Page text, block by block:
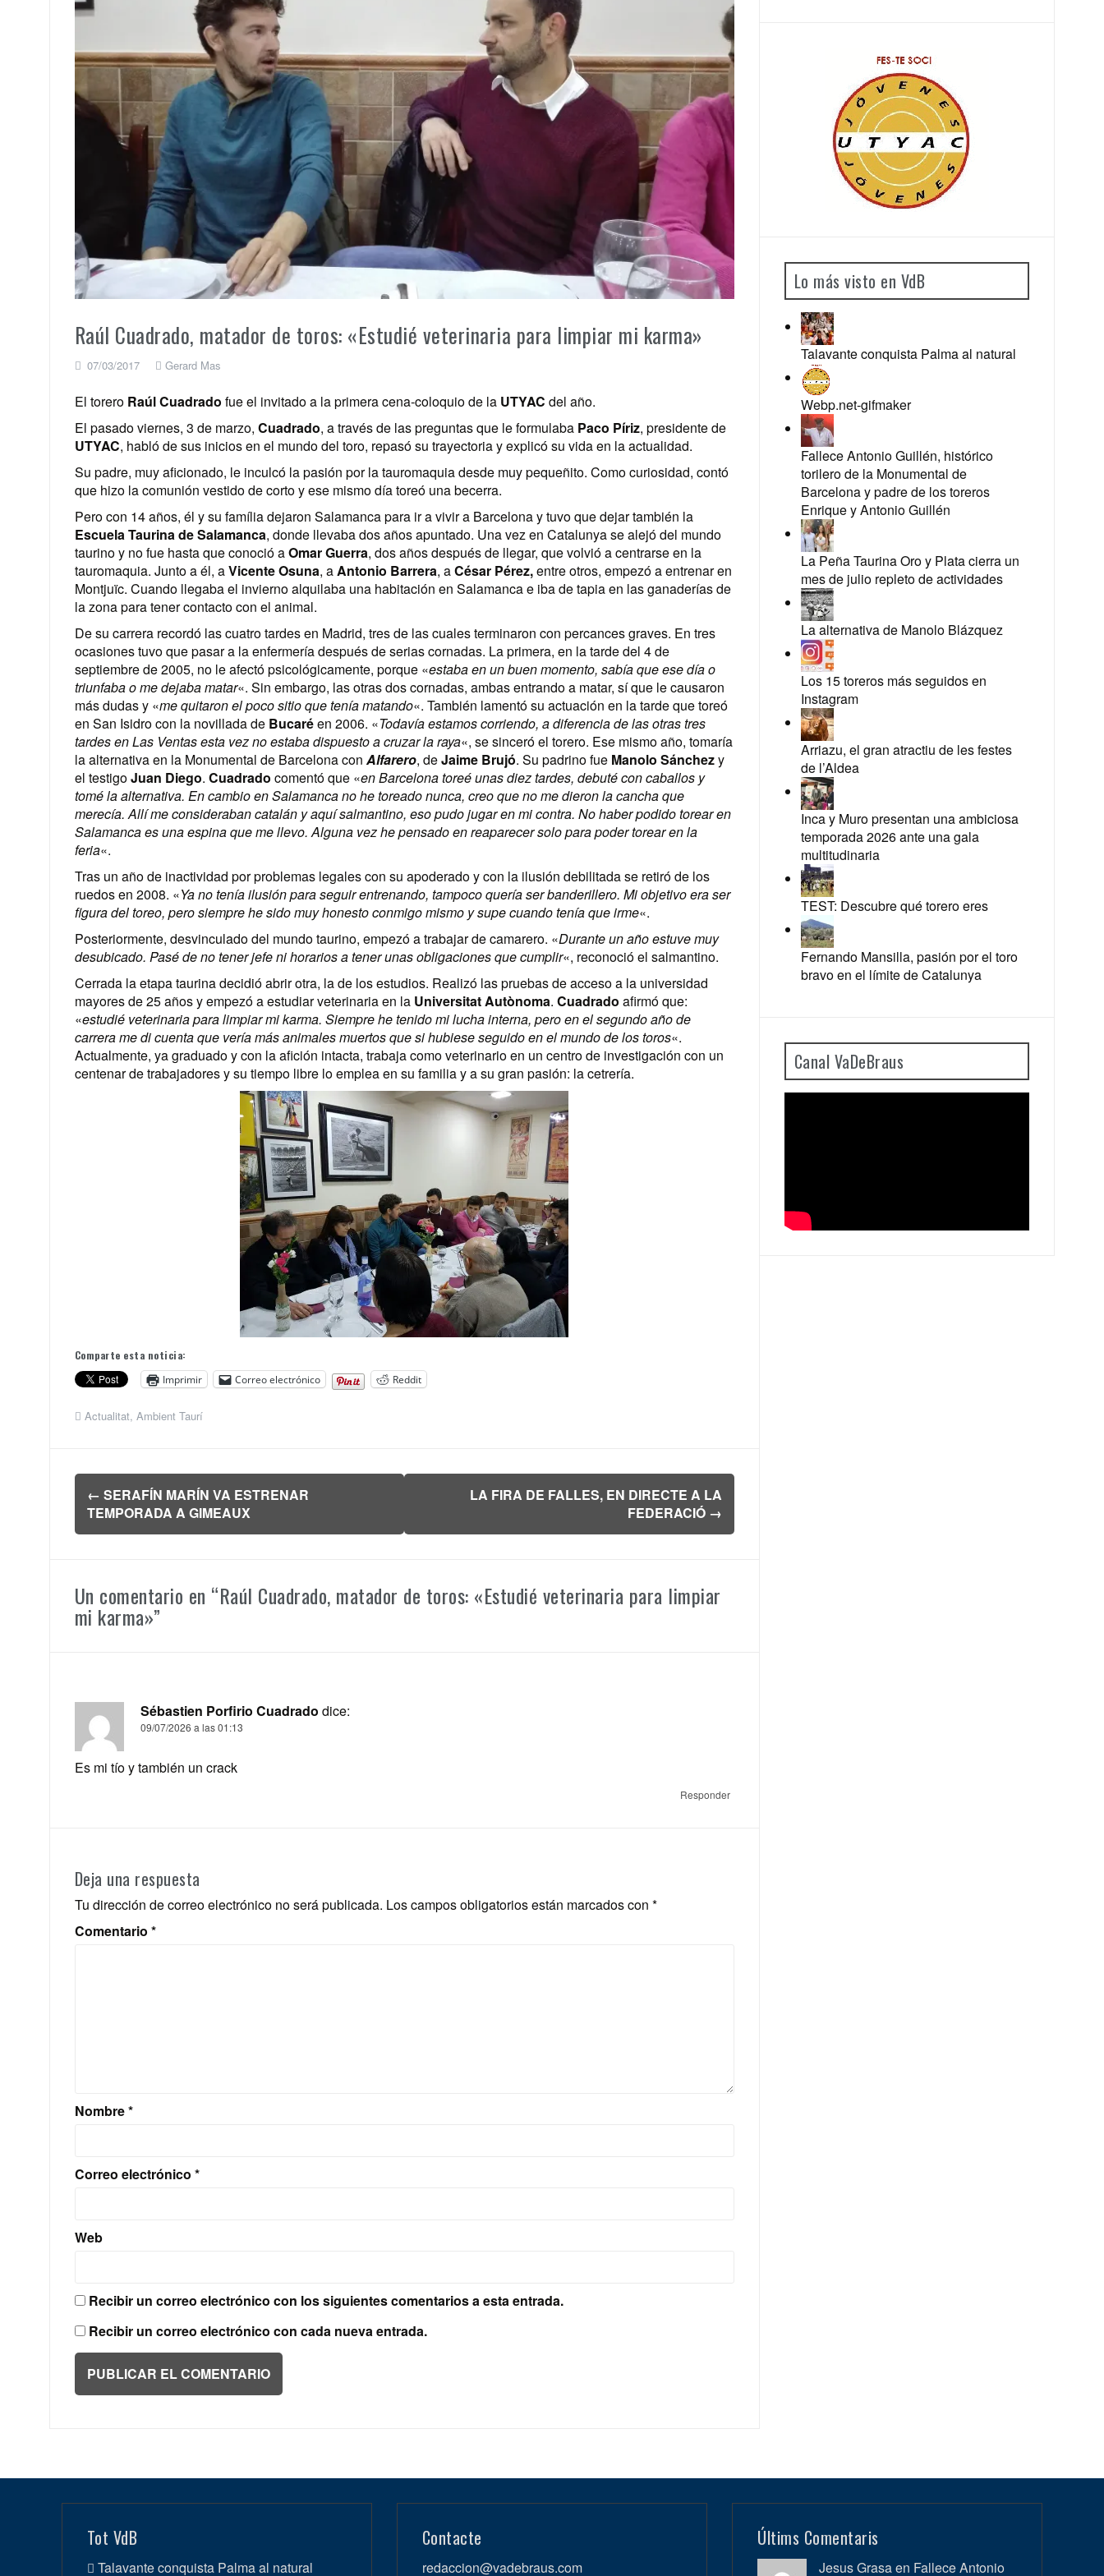
Raúl Cuadrado, matador de toros: «Estudié veterinaria para limpiar mi karma»
07/03/2017 Gerard Mas
El torero Raúl Cuadrado fue el invitado a la primera cena-coloquio de la UTYAC del año.
El pasado viernes, 3 de marzo, Cuadrado, a través de las preguntas que le formulaba Paco Píriz, presidente de
UTYAC, habló de sus inicios en el mundo del toro, repasó su trayectoria y explicó su vida en la actualidad.
Su padre, muy aficionado, le inculcó la pasión por la tauromaquia desde muy pequeñito. Como curiosidad, contó
que hizo la comunión vestido de corto y ese mismo día toreó una becerra.
Pero con 14 años, él y su família dejaron Salamanca para ir a vivir a Barcelona y tuvo que dejar también la
Escuela Taurina de Salamanca, donde llevaba dos años apuntado. Una vez en Catalunya se alejó del mundo
taurino y no fue hasta que conoció aOmar Guerra, dos años después de llegar, que volvió a centrarse en la
tauromaquia. Junto a él, aVicente Osuna, aAntonio Barrera, aCésar Pérez,entre otros, empezó a entrenar en
Montjuïc. Cuando llegaba el invierno alquilaba una habitación en Salamanca e iba de tapia en las ganaderías de
la zona para tener contacto con el animal.
De su carrera recordó las cuatro tardes en Madrid, tres de las cuales terminaron con percances graves. En tres
ocasiones tuvo que pasar a la enfermería después de serias cornadas. La primera, en la tarde del 4 de
septiembre de 2005, no le afectó psicológicamente, porque «estaba en un buen momento, sabía que ese día o
triunfaba o me dejaba matar«. Sin embargo, las otras dos cornadas, ambas entrando a matar, sí que le causaron
más dudas y «me quitaron el poco sitio que tenía matando«. También lamentó su actuación en la tarde que toreó
en San Isidro con la novillada de Bucaréen 2006. «Todavía estamos corriendo, a diferencia de las otras tres
tardes en Las Ventas esta vez no estaba dispuesto a cruzar la raya«, se sinceró el torero. Ese mismo año, tomaría
la alternativa en la Monumental de Barcelona con Alfarero, deJaime Brujó. Su padrino fue Manolo Sánchezy
el testigoJuan Diego. Cuadrado comentó que «en Barcelona toreé unas diez tardes, debuté con caballos y
tomé la alternativa. En cambio en Salamanca no he toreado nunca, creo que no me dieron la cancha que
merecía. Allí me consideraban catalán y aquí salmantino, eso pudo jugar en mi contra. No haber podido torear en
Salamanca es una espina que me llevo. Alguna vez he pensado en reaparecer solo para poder torear en la
feria«.
Tras un año de inactividad por problemas legales con su apoderado y con la ilusión debilitada se retiró de los
ruedos en 2008. «Ya no tenía ilusión para seguir entrenando, tampoco quería ser banderillero. Mi objetivo era ser
figura del toreo, pero siempre he sido muy honesto conmigo mismo y supe cuando tenía que irme«.
Posteriormente, desvinculado del mundo taurino, empezó a trabajar de camarero. «Durante un año estuve muy
desubicado. Pasé de no tener jefe ni horarios a tener unas obligaciones que cumplir«, reconoció el salmantino.
Cerrada la etapa taurina decidió abrir otra, la de los estudios. Realizó las pruebas de acceso a la universidad
mayores de 25 años y empezó a estudiar veterinaria en la Universitat Autònoma. Cuadrado afirmó que:
«estudié veterinaria para limpiar mi karma. Siempre he tenido mi lucha interna, pero en el segundo año de
carrera me di cuenta que vería más animales muertos que si hubiese seguido en el mundo de los toros«.
Actualmente, ya graduado y con la afición intacta, trabaja como veterinario en un centro de investigación con un
centenar de trabajadores y su tiempo libre lo emplea en su familia y a su gran pasión: la cetrería.
Comparte esta noticia:
Imprimir
Correo electrónico Reddit
Actualitat, Ambient Taurí
Navegación
de
entradas
← SERAFÍN MARÍN VA ESTRENAR
TEMPORADA A GIMEAUX
LA FIRA DE FALLES, EN DIRECTE A LA
FEDERACIÓ →
Un comentario en “Raúl Cuadrado, matador de toros: «Estudié veterinaria para limpiar
mi karma»”
Sébastien Porfirio Cuadrado dice:
09/07/2026 a las 01:13
Es mi tío y también un crack
Responder
Deja una respuesta
Tu dirección de correo electrónico no será publicada. Los campos obligatorios están marcados con *
Comentario *
Nombre*
Correo electrónico *
Web
Recibir un correo electrónico con los siguientes comentarios a esta entrada.
Recibir un correo electrónico con cada nueva entrada.
Lo más visto en VdB
Talavante conquista Palma al natural
Webp.net-gifmaker
Fallece Antonio Guillén, histórico
torilero de la Monumental de
Barcelona y padre de los toreros
Enrique y Antonio Guillén
La Peña Taurina Oro y Plata cierra un
mes de julio repleto de actividades
La alternativa de Manolo Blázquez
Los 15 toreros más seguidos en
Instagram
Arriazu, el gran atractiu de les festes
de l’Aldea
Inca y Muro presentan una ambiciosa
temporada 2026 ante una gala
multitudinaria
TEST: Descubre qué torero eres
Fernando Mansilla, pasión por el toro
bravo en el límite de Catalunya
Canal VaDeBraus
Tot VdB
Talavante conquista Palma al natural
Contacte
redaccion@vadebraus.com
Últims Comentaris
Jesus Grasa en Fallece Antonio